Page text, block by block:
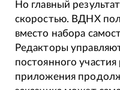
Но главный
скоростью. ВДНХ
вместо набора
Редакторы
постоянного
приложения